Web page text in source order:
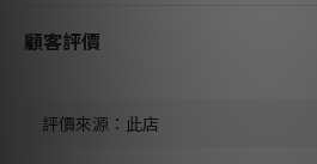
顧客評價